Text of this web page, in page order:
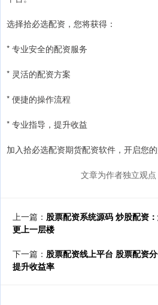
选择拾必选配资，您将获得：
* 专业安全的配资服务
* 灵活的配资方案
* 便捷的操作流程
* 专业指导，提升收益
加入拾必选配资期货配资软件，开启您
文章为作者独立观
上一篇： 股票配资系统源码 炒股配资
更上一层楼
下一篇： 股票配资线上平台 股票配资
提升收益率